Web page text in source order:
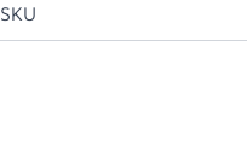
SKU